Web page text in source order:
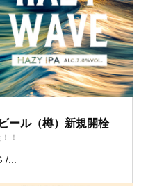
ール（樽）新規開栓
！
...